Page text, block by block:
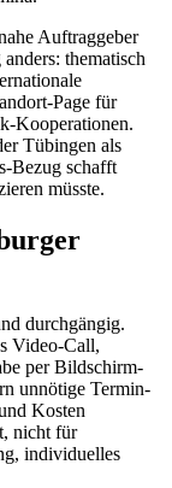
Auftraggeber
thematisch
Page für
Kooperationen.
Tübingen als
Bezug schafft
müsste.
durchgängig.
Video-Call,
per Bildschirm-
unnötige Termin-
Kosten
nicht für
individuelles